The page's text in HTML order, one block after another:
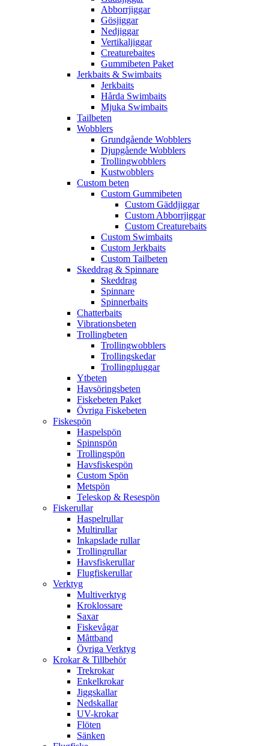
Abborrjiggar
Gösjiggar
Nedjiggar
Vertikaljiggar
Creaturebaites
Gummibeten Paket
Jerkbaits & Swimbaits
Jerkbaits
Hårda Swimbaits
Mjuka Swimbaits
Tailbeten
Wobblers
Grundgående Wobblers
Djupgående Wobblers
Trollingwobblers
Kustwobblers
Custom beten
Custom Gummibeten
Custom Gäddjiggar
Custom Abborrjiggar
Custom Creaturebaits
Custom Swimbaits
Custom Jerkbaits
Custom Tailbeten
Skeddrag & Spinnare
Skeddrag
Spinnare
Spinnerbaits
Chatterbaits
Vibrationsbeten
Trollingbeten
Trollingwobblers
Trollingskedar
Trollingpluggar
Ytbeten
Havsöringsbeten
Fiskebeten Paket
Övriga Fiskebeten
Fiskespön
Haspelspön
Spinnspön
Trollingspön
Havsfiskespön
Custom Spön
Metspön
Teleskop & Resespön
Fiskerullar
Haspelrullar
Multirullar
Inkapslade rullar
Trollingrullar
Havsfiskerullar
Flugfiskerullar
Verktyg
Multiverktyg
Kroklossare
Saxar
Fiskevågar
Måttband
Övriga Verktyg
Krokar & Tillbehör
Trekrokar
Enkelkrokar
Jiggskallar
Nedskallar
UV-krokar
Flöten
Sänken